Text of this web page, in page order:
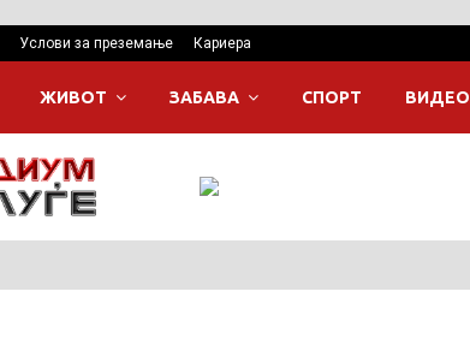
Услови за преземање Кариера
ЖИВОТ ЗАБАВА СПОРТ ВИДЕО